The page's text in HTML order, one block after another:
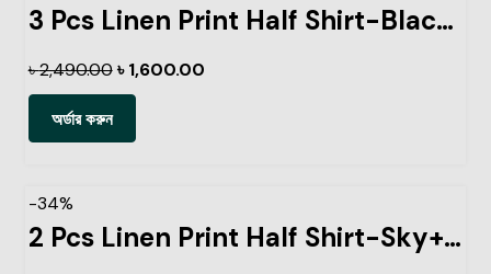
3 Pcs Linen Print Half Shirt-Black+Lemon+Kathal
৳2,490.00 ৳1,600.00
অর্ডার করুন
-34%
2 Pcs Linen Print Half Shirt-Sky+Petrol